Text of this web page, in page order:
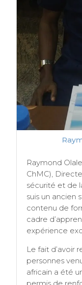
Raymond
ChMC),
sécurité et de
suis un ancien
contenu de
cadre
expérience
Le fait d’avoir
personnes
africain a été